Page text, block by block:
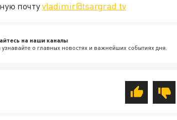
почтуvladimir@tsargrad.tv
на наши каналы
о главных новостях и важнейших событиях дня.